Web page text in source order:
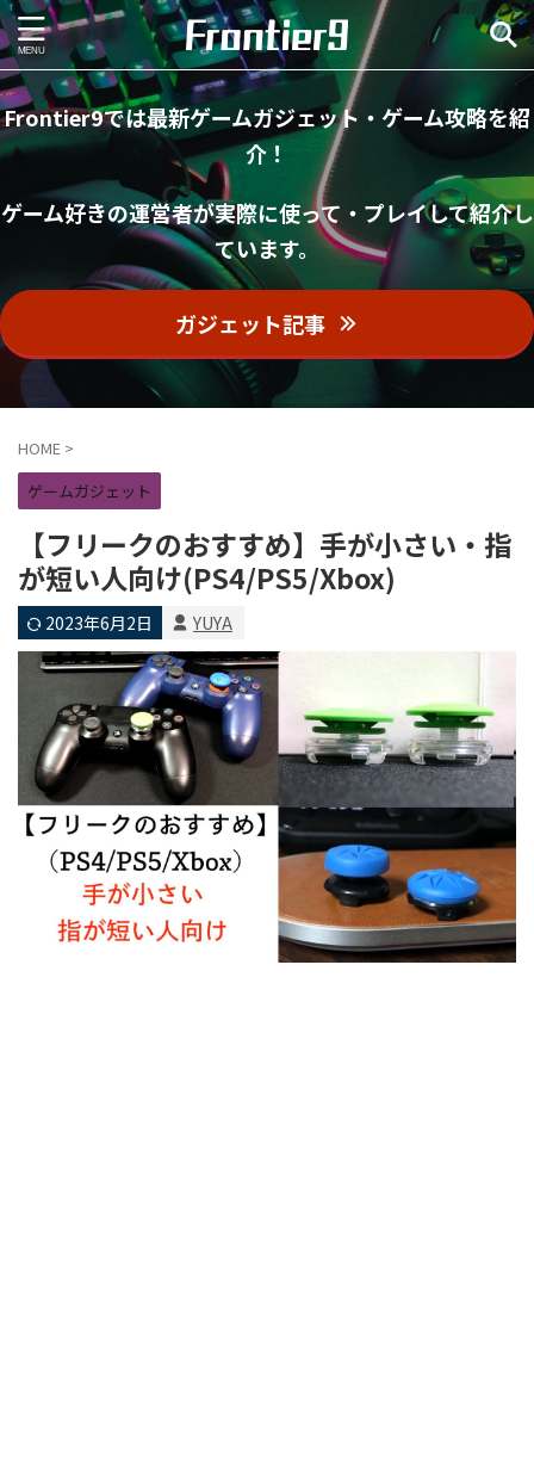
Frontier9では最新ゲームガジェット・ゲーム攻略を紹
介！
ゲーム好きの運営者が実際に使って・プレイして紹介し
ています。
ガジェット記事
HOME >
ゲームガジェット
【フリークのおすすめ】手が小さい・指
が短い人向け(PS4/PS5/Xbox)
2023年6月2日 YUYA